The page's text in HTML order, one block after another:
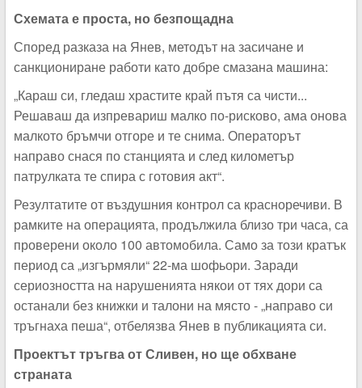
Схемата е проста, но безпощадна
Според разказа на Янев, методът на засичане и
санкциониране работи като добре смазана машина:
„Караш си, гледаш храстите край пътя са чисти...
Решаваш да изпревариш малко по-рисково, ама онова
малкото бръмчи отгоре и те снима. Операторът
направо снася по станцията и след километър
патрулката те спира с готовия акт“.
Резултатите от въздушния контрол са красноречиви. В
рамките на операцията, продължила близо три часа, са
проверени около 100 автомобила. Само за този кратък
период са „изгърмяли“ 22-ма шофьори. Заради
сериозността на нарушенията някои от тях дори са
останали без книжки и талони на място - „направо си
тръгнаха пеша“, отбелязва Янев в публикацията си.
Проектът тръгва от Сливен, но ще обхване
страната